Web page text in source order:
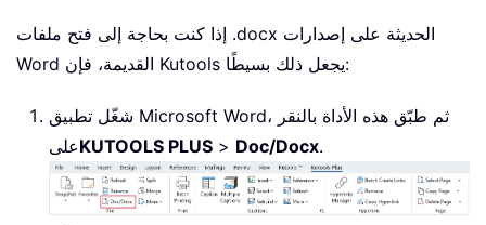
إذا كنت بحاجة إلى فتح ملفات .docx الحديثة على إصدارات
Word القديمة، فإن Kutools يجعل ذلك بسيطًا:
شغّل تطبيق Microsoft Word، ثم طبّق هذه الأداة بالنقر
علىKUTOOLS PLUS > Doc/Docx.